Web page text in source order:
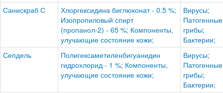
Санискраб С
Хлоргексидина биглюконат - 0.5 %;
Изопропиловый спирт
(пропанол-2) - 65 %; Компоненты,
улучающие состояние кожи;
Вирусы;
Патогенные
грибы;
Бактерии;
Сепдель
Полигексаметиленбигуанидин
гидрохлорид - 1 %; Компоненты,
улучающие состояние кожи;
Вирусы;
Патогенные
грибы;
Бактерии;